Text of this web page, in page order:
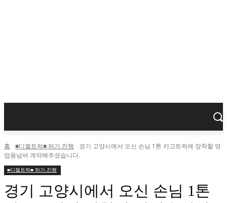
홈 ■디젤트럭■ 허가.진행
경기 고양시에서 오신 손님 1톤 카고트럭에 장착할 영
업용넘버 계약해주셨습니다.
■디젤트럭■ 허가.진행
경기 고양시에서 오신 손님 1톤